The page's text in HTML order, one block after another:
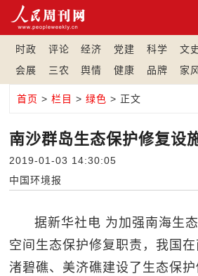
时政 评论 经济 党建 科学 文
会展
三农 舆情 健康 品牌 家风
首页 >栏目 >绿色 > 正文
南沙群岛生态保护修复设
2019-01-03 14:30:05
中国环境报
据新华社电 为加强南海生
空间生态保护修复职责，我国在
渚碧礁、美济礁建设了生态保